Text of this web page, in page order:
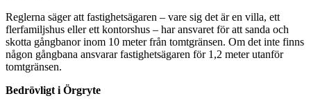
Reglerna säger att fastighetsägaren – vare sig det är en villa, ett
flerfamiljshus eller ett kontorshus – har ansvaret för att sanda och
skotta gångbanor inom 10 meter från tomtgränsen. Om det inte finns
någon gångbana ansvarar fastighetsägaren för 1,2 meter utanför
tomtgränsen.
Bedrövligt i Örgryte